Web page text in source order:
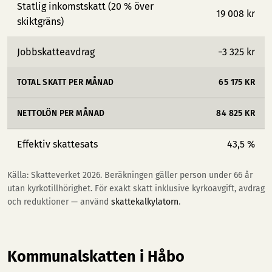
Statlig inkomstskatt (20 % över
skiktgräns)
19 008 kr
Jobbskatteavdrag −3 325 kr
TOTAL SKATT PER MÅNAD 65 175 KR
NETTOLÖN PER MÅNAD 84 825 KR
Effektiv skattesats 43,5 %
Källa: Skatteverket 2026. Beräkningen gäller person under 66 år
utan kyrkotillhörighet. För exakt skatt inklusive kyrkoavgift, avdrag
och reduktioner — använd skattekalkylatorn.
Kommunalskatten i Håbo